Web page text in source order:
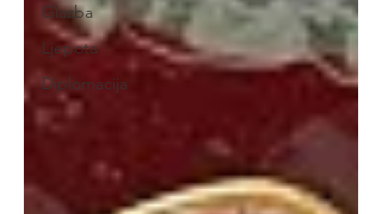
Glazba
Ljepota
Diplomacija